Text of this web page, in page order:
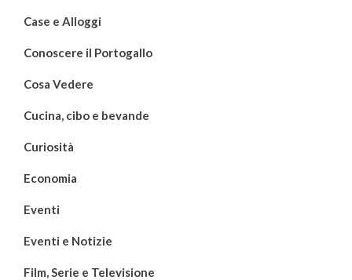
Case e Alloggi
Conoscere il Portogallo
Cosa Vedere
Cucina, cibo e bevande
Curiosità
Economia
Eventi
Eventi e Notizie
Film, Serie e Televisione